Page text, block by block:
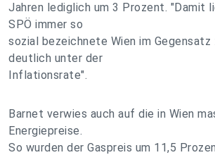
Jahren lediglich um 3 Prozent. "Damit
SPÖ immer so
sozial bezeichnete Wien im Gegensatz
deutlich unter der
Inflationsrate".
Barnet verwies auch auf die in Wien
Energiepreise.
So wurden der Gaspreis um 11,5